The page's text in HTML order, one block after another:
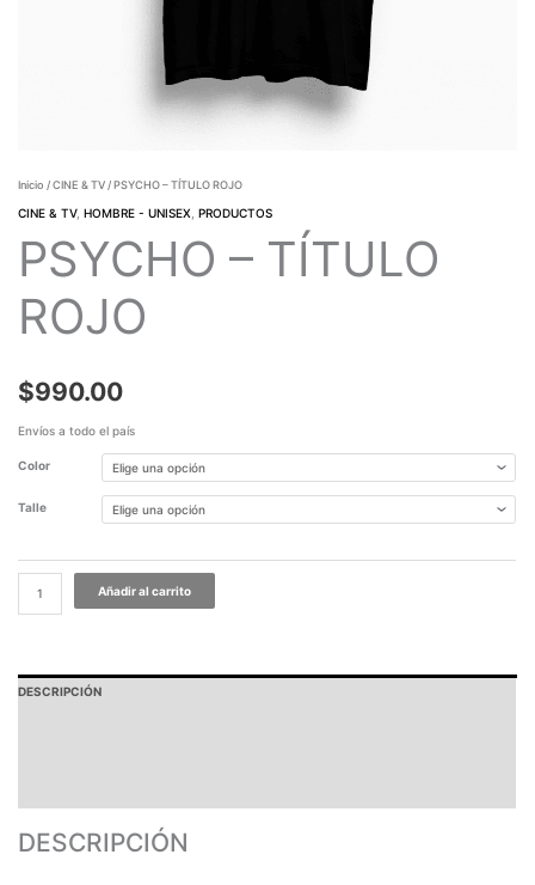
Inicio /CINE & TV/ PSYCHO – TÍTULO ROJO
CINE & TV,HOMBRE - UNISEX ,PRODUCTOS
PSYCHO – TÍTULO
ROJO
$990.00
Envíos a todo el país
Color
Talle
Añadir al carrito
DESCRIPCIÓN
DESCRIPCIÓN